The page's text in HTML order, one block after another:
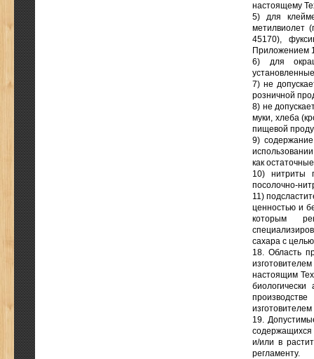
настоящему
5) для
метилвиолет
45170),
Приложением
6) для
7) не
розничной
8) не
муки, хлеба
пищевой
9)
как
10) нитриты
посолочно-
11)
ценностью и
которым
сахара с
18. Область
настоящим
19.
содержащихся
и/или в
регламенту.